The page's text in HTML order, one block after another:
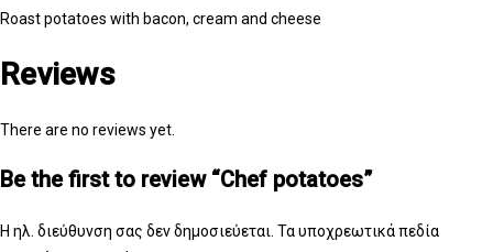
Roast potatoes with bacon, cream and cheese
Reviews
There are no reviews yet.
Be the first to review “Chef potatoes”
Η ηλ. διεύθυνση σας δεν δημοσιεύεται. Τα υποχρεωτικά πεδία